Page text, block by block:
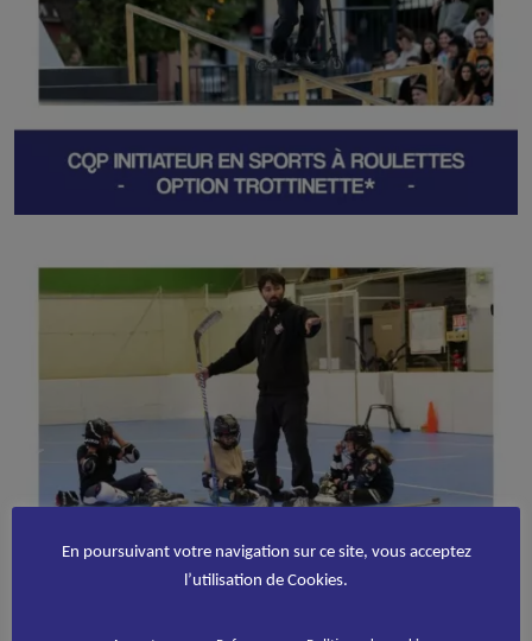
En poursuivant votre navigation sur ce site, vous acceptez
l’utilisation de Cookies.